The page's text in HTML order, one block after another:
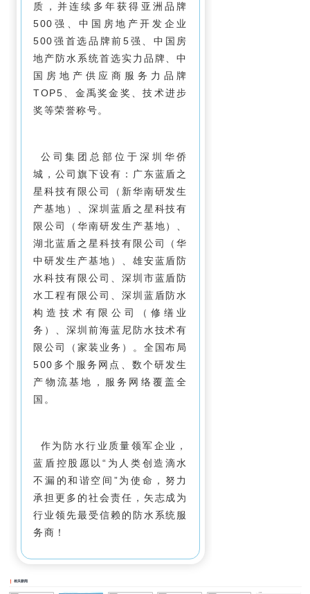
质，并连续多年获得亚洲品牌
500强、中国房地产开发企业
500强首选品牌前5强、中国房
地产防水系统首选实力品牌、中
国房地产供应商服务力品牌
TOP5、金禹奖金奖、技术进步
奖等荣誉称号。
公司集团总部位于深圳华侨
城，公司旗下设有：广东蓝盾之
星科技有限公司（新华南研发生
产基地）、深圳蓝盾之星科技有
限公司（华南研发生产基地）、
湖北蓝盾之星科技有限公司（华
中研发生产基地）、雄安蓝盾防
水科技有限公司、深圳市蓝盾防
水工程有限公司、深圳蓝盾防水
构造技术有限公司（修缮业
务）、深圳前海蓝尼防水技术有
限公司（家装业务）。全国布局
500多个服务网点、数个研发生
产物流基地，服务网络覆盖全
国。
作为防水行业质量领军企业，
蓝盾控股愿以“为人类创造滴水
不漏的和谐空间”为使命，努力
承担更多的社会责任，矢志成为
行业领先最受信赖的防水系统服
务商！
相关新闻